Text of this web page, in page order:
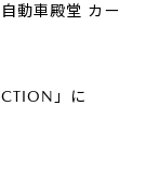
動車殿堂 カー
」に